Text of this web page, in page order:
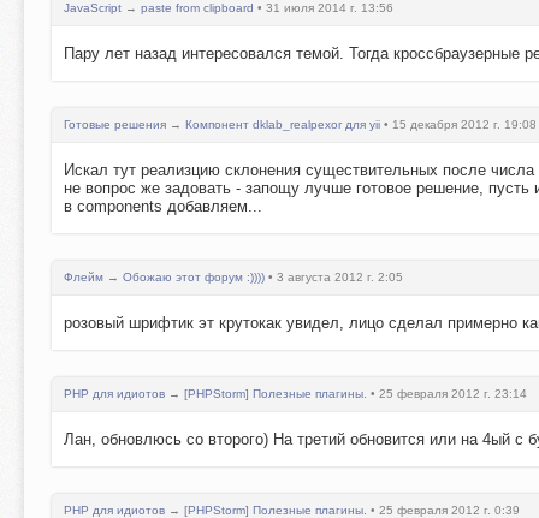
JavaScript → paste from clipboard • 31 июля 2014 г. 13:56
Пару лет назад интересовался темой. Тогда
Готовые решения → Компонент dklab_realpexor для yii • 15 декабря 2012 г. 19:08
Искал тут реализцию склонения существительных после
не вопрос же задовать - запощу лучше готовое решение,
в components добавляем...
Флейм → Обожаю этот форум :)))) • 3 августа 2012 г. 2:05
розовый шрифтик эт крутокак увидел, лицо сделал примерно
PHP для идиотов → [PHPStorm] Полезные плагины. • 25 февраля 2012 г. 23:14
Лан, обновлюсь со второго) На третий обновится или на 4ый с
PHP для идиотов → [PHPStorm] Полезные плагины. • 25 февраля 2012 г. 0:39